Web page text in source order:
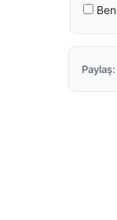
Paylaş: